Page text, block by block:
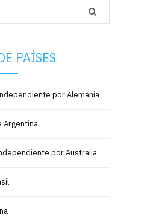
PAÍSES
por Alemania
Argentina
por Australia